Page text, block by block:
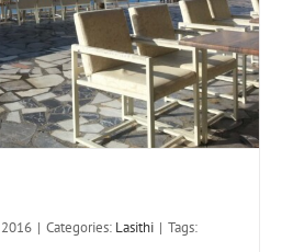
| Categories: Lasithi | Tags: